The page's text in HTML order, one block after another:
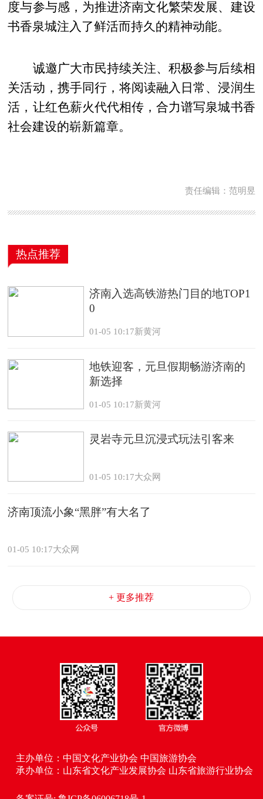
度与参与感，为推进济南文化繁荣发展、建设
书香泉城注入了鲜活而持久的精神动能。
诚邀广大市民持续关注、积极参与后续相
关活动，携手同行，将阅读融入日常、浸润生
活，让红色薪火代代相传，合力谱写泉城书香
社会建设的崭新篇章。
责任编辑：范明昱
热点推荐
济南入选高铁游热门目的地TOP1
0
01-05 10:17新黄河
地铁迎客，元旦假期畅游济南的
新选择
01-05 10:17新黄河
灵岩寺元旦沉浸式玩法引客来
01-05 10:17大众网
济南顶流小象“黑胖”有大名了
01-05 10:17大众网
+ 更多推荐
主办单位：中国文化产业协会 中国旅游协会
承办单位：山东省文化产业发展协会 山东省旅游行业协会